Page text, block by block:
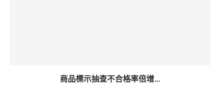
商品標示抽查不合格率倍增...